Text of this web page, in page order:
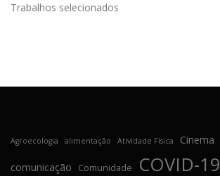
Trabalhos selecionados
Agroecologia alimentação Atividade Física Cinema
comunicação Comunidade COVID-19